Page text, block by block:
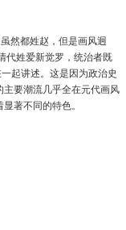
然都姓赵，但是画风迥
代姓爱新觉罗，统治者既
起讲述。这是因为政治史
要潮流几乎全在元代画风
著不同的特色。